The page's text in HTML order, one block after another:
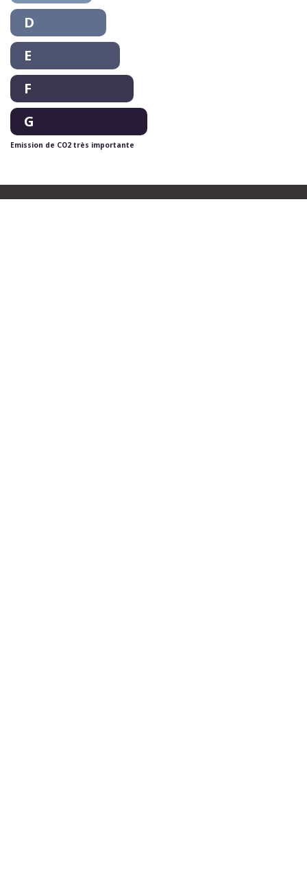
D
E
F
G
Emission de CO2 très importante